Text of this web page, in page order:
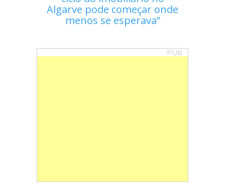
Algarve pode começar onde
menos se esperava
PUB